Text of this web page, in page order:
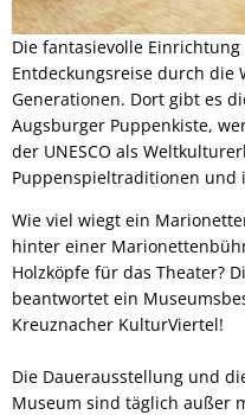
Die fantasievolle
Entdeckungsreise durch die
Generationen. Dort gibt es
Augsburger Puppenkiste,
der UNESCO als
Puppenspieltraditionen und
Wie viel wiegt ein
hinter einer
Holzköpfe für das Theater?
beantwortet ein
Kreuznacher KulturViertel!
Die Dauerausstellung und
Museum sind täglich außer